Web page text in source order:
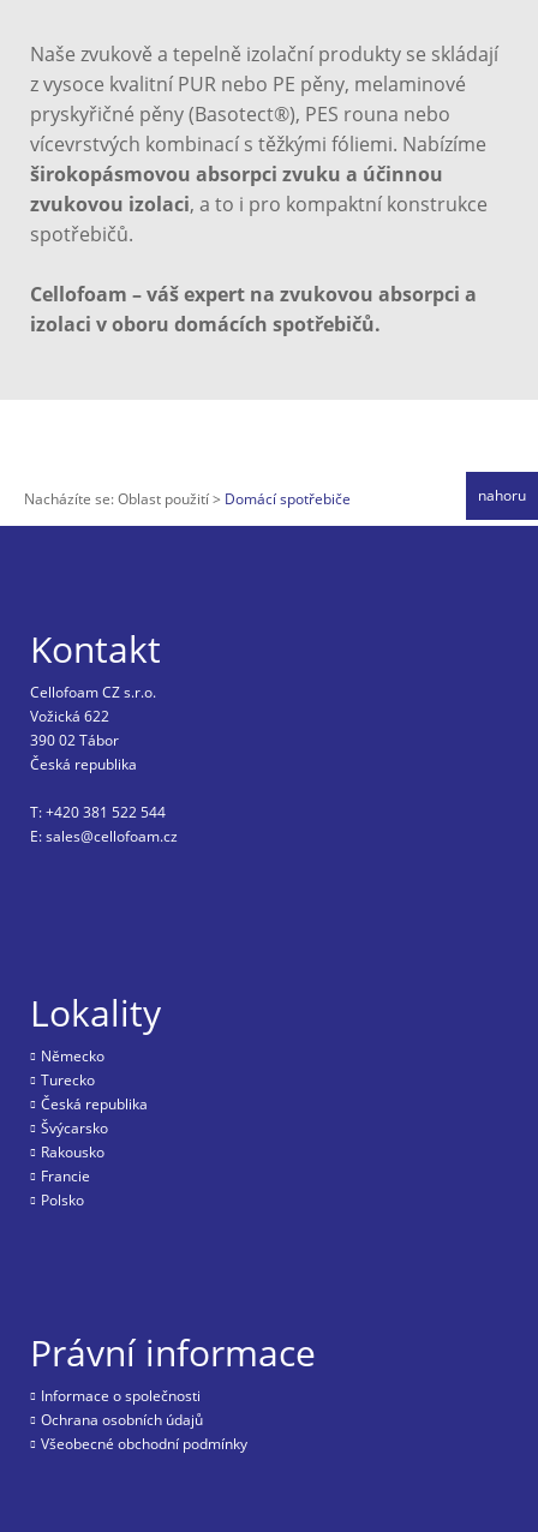
Naše zvukově a tepelně izolační produkty se skládají
z vysoce kvalitní PUR nebo PE pěny, melaminové
pryskyřičné pěny (Basotect®), PES rouna nebo
vícevrstvých kombinací s těžkými fóliemi. Nabízíme
širokopásmovou absorpci zvuku a účinnou
zvukovou izolaci, a to i pro kompaktní konstrukce
spotřebičů.
Cellofoam – váš expert na zvukovou absorpci a
izolaci v oboru domácích spotřebičů.
Nacházíte se:Oblast použití Domácí spotřebiče nahoru
Kontakt
Cellofoam CZ s.r.o.
Vožická 622
390 02 Tábor
Česká republika
T: +420 381 522 544
E: sales@cellofoam.cz
Lokality
Nĕmecko
Turecko
Česká republika
Švýcarsko
Rakousko
Francie
Polsko
Právní informace
Informace o společnosti
Ochrana osobních údajů
Všeobecné obchodní podmínky